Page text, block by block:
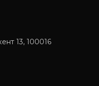
13, 100016